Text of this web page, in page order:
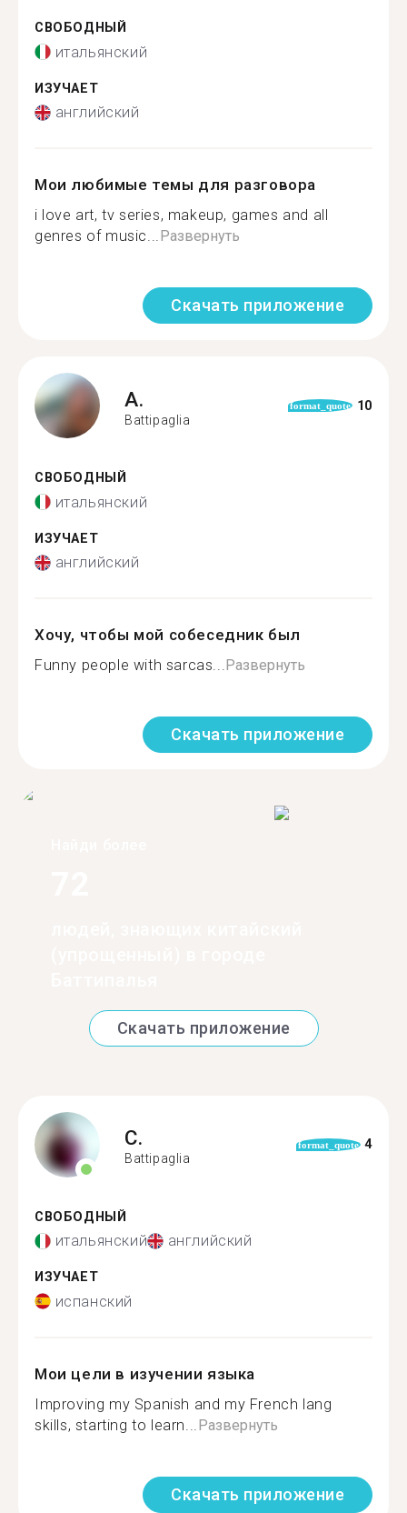
СВОБОДНЫЙ
итальянский
ИЗУЧАЕТ
английский
Мои любимые темы для разговора
i love art, tv series, makeup, games and all
genres of music...Развернуть
Скачать приложение
A.
Battipaglia
format_quote 10
СВОБОДНЫЙ
итальянский
ИЗУЧАЕТ
английский
Хочу, чтобы мой собеседник был
Funny people with sarcas...Развернуть
Скачать приложение
Скачать приложение
C.
Battipaglia
format_quote 4
СВОБОДНЫЙ
итальянский английский
ИЗУЧАЕТ
испанский
Мои цели в изучении языка
Improving my Spanish and my French lang
skills, starting to learn... Развернуть
Скачать приложение